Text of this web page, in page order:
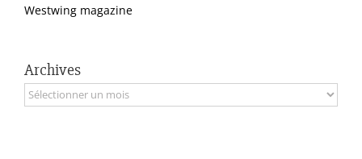
Westwing magazine
Archives
Archives